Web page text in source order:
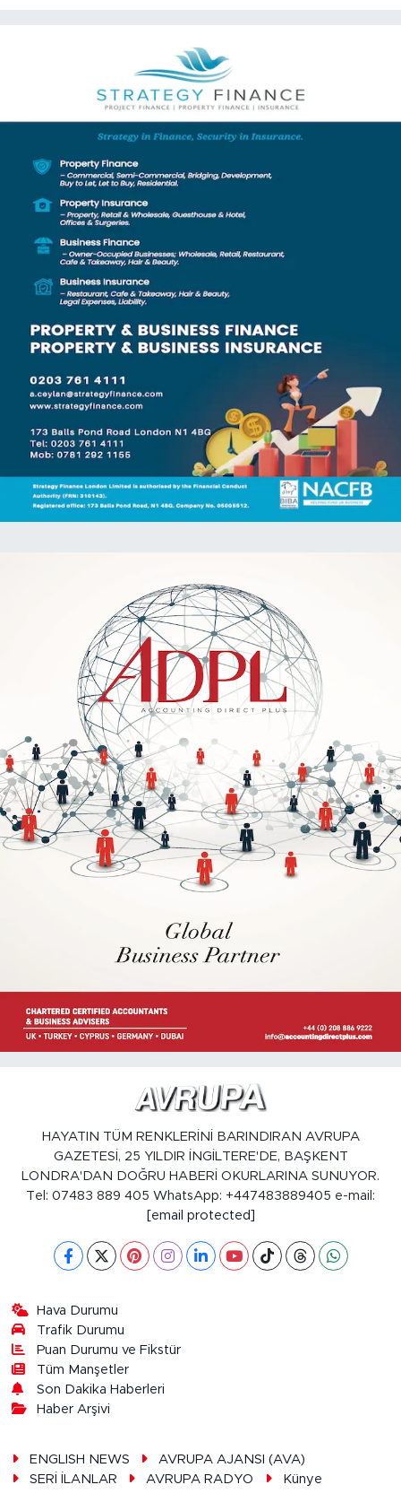
HAYATIN TÜM RENKLERİNİ BARINDIRAN AVRUPA
GAZETESİ, 25 YILDIR İNGİLTERE'DE, BAŞKENT
LONDRA'DAN DOĞRU HABERİ OKURLARINA SUNUYOR.
Tel: 07483 889 405 WhatsApp: +447483889405 e-mail:
[email protected]
Hava Durumu
Trafik Durumu
Puan Durumu ve Fikstür
Tüm Manşetler
Son Dakika Haberleri
Haber Arşivi
ENGLISH NEWS
AVRUPA AJANSI (AVA)
SERİ İLANLAR
AVRUPA RADYO Künye